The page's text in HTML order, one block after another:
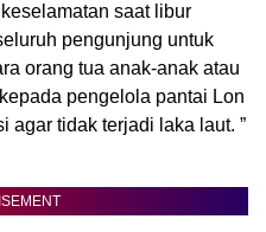
saat libur
pengunjung untuk
orang tua anak-anak atau
pengelola pantai Lon
agar tidak terjadi laka laut. ”